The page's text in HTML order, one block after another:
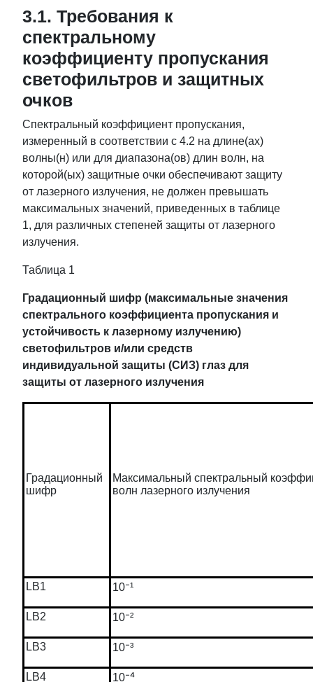
3.1. Требования к
спектральному
коэффициенту пропускания
светофильтров и защитных
очков
Спектральный коэффициент пропускания,
измеренный в соответствии с 4.2 на длине(ах)
волны(н) или для диапазона(ов) длин волн, на
которой(ых) защитные очки обеспечивают защиту
от лазерного излучения, не должен превышать
максимальных значений, приведенных в таблице
1, для различных степеней защиты от лазерного
излучения.
Таблица 1
Градационный шифр (максимальные значения
спектрального коэффициента пропускания и
устойчивость к лазерному излучению)
светофильтров и/или средств
индивидуальной защиты (СИЗ) глаз для
защиты от лазерного излучения
Градационный
шифр
Максимальный спектральный
волн лазерного излучения
LB1 10⁻¹
LB2 10⁻²
LB3 10⁻³
LB4 10⁻⁴